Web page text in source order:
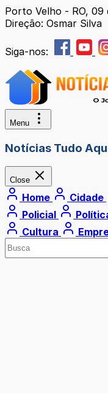
Porto Velho - RO, 09
Direção: Osmar Silva
Siga-nos:
Menu
Notícias Tudo
Close
Home Cidade
Policial
Cultura